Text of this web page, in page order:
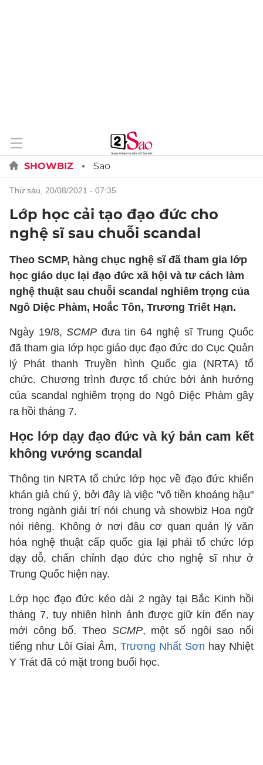
SHOWBIZ Sao
thứ sáu, 20/08/2021 - 07:35
Lớp học cải tạo đạo đức cho
nghệ sĩ sau chuỗi scandal
Theo SCMP, hàng chục nghệ sĩ đã tham gia lớp
học giáo dục lại đạo đức xã hội và tư cách làm
nghệ thuật sau chuỗi scandal nghiêm trọng của
Ngô Diệc Phàm, Hoắc Tôn, Trương Triết Hạn.
Ngày 19/8,SCMP đưa tin 64 nghệ sĩ Trung Quốc
đã tham gia lớp học giáo dục đạo đức do Cục Quản
lý Phát thanh Truyền hình Quốc gia (NRTA) tổ
chức. Chương trình được tổ chức bởi ảnh hưởng
của scandal nghiêm trọng do Ngô Diệc Phàm gây
ra hồi tháng 7.
Học lớp dạy đạo đức và ký bản cam kết
không vướng scandal
Thông tin NRTA tổ chức lớp học về đạo đức khiến
khán giả chú ý, bởi đây là việc "vô tiền khoáng hậu"
trong ngành giải trí nói chung và showbiz Hoa ngữ
nói riêng. Không ở nơi đâu cơ quan quản lý văn
hóa nghệ thuật cấp quốc gia lại phải tổ chức lớp
dạy dỗ, chấn chỉnh đạo đức cho nghệ sĩ như ở
Trung Quốc hiện nay.
Lớp học đạo đức kéo dài 2 ngày tại Bắc Kinh hồi
tháng 7, tuy nhiên hình ảnh được giữ kín đến nay
mới công bố. Theo SCMP, một số ngôi sao nổi
tiếng như Lôi Giai Âm, Trương Nhất Sơn hay Nhiệt
Y Trát đã có mặt trong buổi học.